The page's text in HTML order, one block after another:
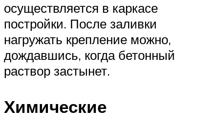
осуществляется в каркасе
постройки. После заливки
нагружать крепление можно,
дождавшись, когда бетонный
раствор застынет.
Химические